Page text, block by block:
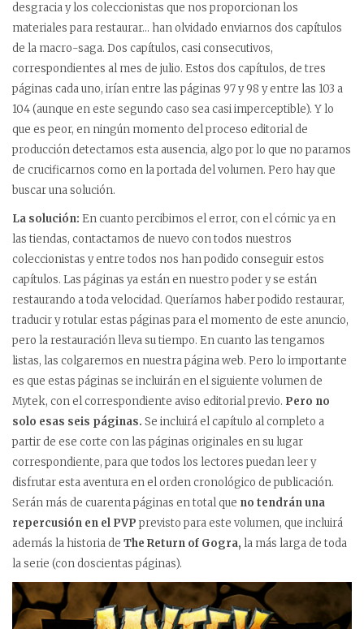
desgracia y los coleccionistas que nos proporcionan los
materiales para restaurar… han olvidado enviarnos dos capítulos
de la macro-saga. Dos capítulos, casi consecutivos,
correspondientes al mes de julio. Estos dos capítulos, de tres
páginas cada uno, irían entre las páginas 97 y 98 y entre las 103 a
104 (aunque en este segundo caso sea casi imperceptible). Y lo
que es peor, en ningún momento del proceso editorial de
producción detectamos esta ausencia, algo por lo que no paramos
de crucificarnos como en la portada del volumen. Pero hay que
buscar una solución.
La solución: En cuanto percibimos el error, con el cómic ya en
las tiendas, contactamos de nuevo con todos nuestros
coleccionistas y entre todos nos han podido conseguir estos
capítulos. Las páginas ya están en nuestro poder y se están
restaurando a toda velocidad. Queríamos haber podido restaurar,
traducir y rotular estas páginas para el momento de este anuncio,
pero la restauración lleva su tiempo. En cuanto las tengamos
listas, las colgaremos en nuestra página web. Pero lo importante
es que estas páginas se incluirán en el siguiente volumen de
Mytek, con el correspondiente aviso editorial previo. Pero no
solo esas seis páginas. Se incluirá el capítulo al completo a
partir de ese corte con las páginas originales en su lugar
correspondiente, para que todos los lectores puedan leer y
disfrutar esta aventura en el orden cronológico de publicación.
Serán más de cuarenta páginas en total que no tendrán una
repercusión en el PVP previsto para este volumen, que incluirá
además la historia de The Return of Gogra, la más larga de toda
la serie (con doscientas páginas).